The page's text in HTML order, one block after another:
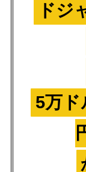
ドジ
5万ド